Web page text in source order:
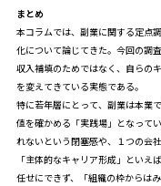
まとめ
本コラムでは、副業に関する定点
化について論じてきた。今回の調
収入補填のためではなく、自らの
を変えてきている実態である。
特に若年層にとって、副業は本業
値を確かめる「実践場」となって
れないという閉塞感や、１つの会
「主体的なキャリア形成」とい
任せにできず、「組織の枠からは